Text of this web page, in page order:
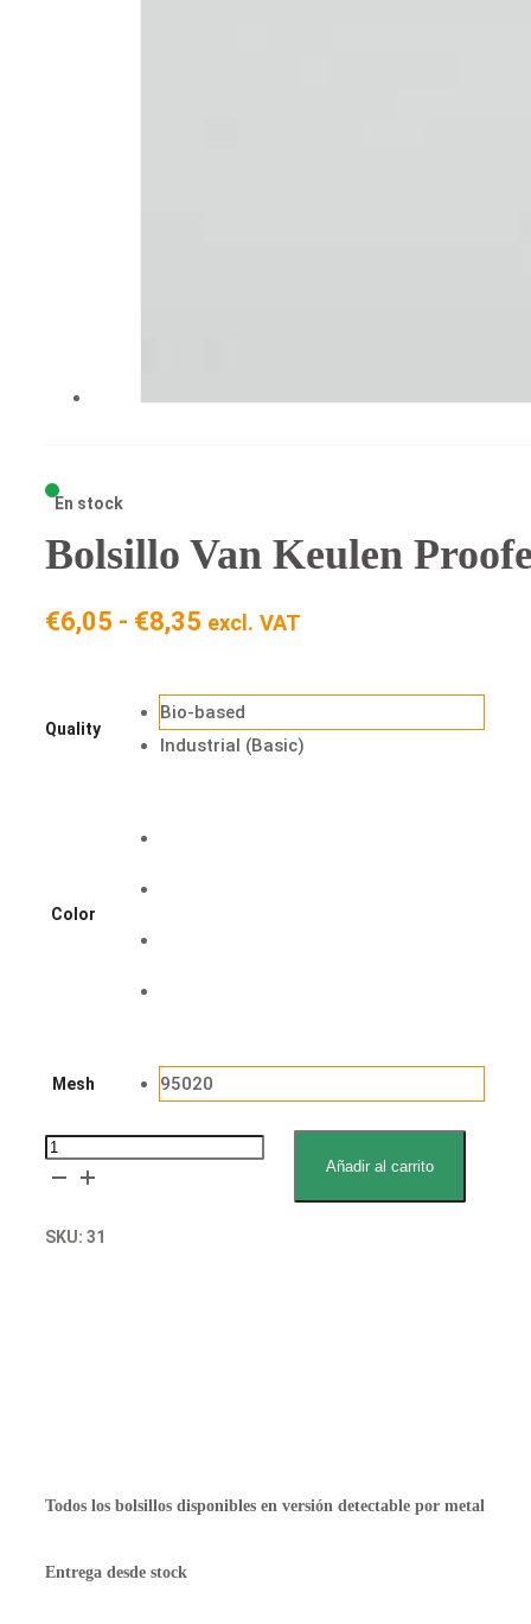
En stock
Bolsillo Van Keulen
€6,05 - €8,35 Rango
desde
€6,05
excl. VAT
Quality
Bio-based
Industrial (Basic)
Color
Mesh 95020
Bolsillo
Van
Proofer
Añadir al carrito
SKU: 31
Todos los bolsillos disponibles en versión detectable por metal
Entrega desde stock